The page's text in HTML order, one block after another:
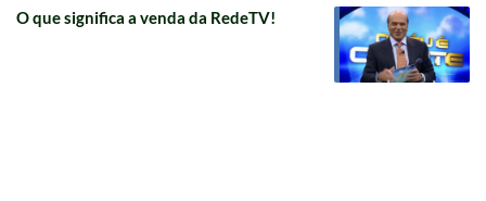
O que significa a venda da RedeTV!